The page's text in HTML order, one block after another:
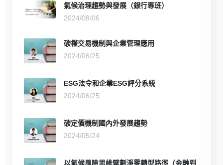
氣候治理趨勢與發展（銀行專班）
2024/08/06
碳權交易機制與企業管理應用
2024/06/25
ESG法令和企業ESG評分系統
2024/06/25
碳定價機制國內外發展趨勢
2024/05/24
以氣候風險思維擘劃淨零轉型路徑（金融到